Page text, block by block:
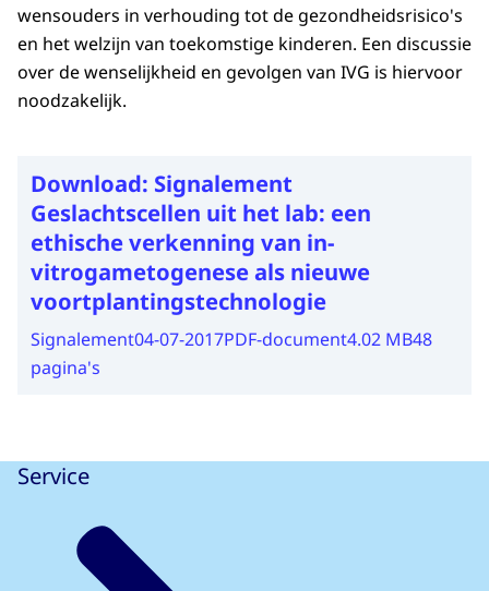
wensouders in verhouding tot de gezondheidsrisico's
en het welzijn van toekomstige kinderen. Een discussie
over de wenselijkheid en gevolgen van IVG is hiervoor
noodzakelijk.
Download: Signalement
Geslachtscellen uit het lab: een
ethische verkenning van in-
vitrogametogenese als nieuwe
voortplantingstechnologie
Signalement04-07-2017PDF-document4.02 MB48
pagina's
Service